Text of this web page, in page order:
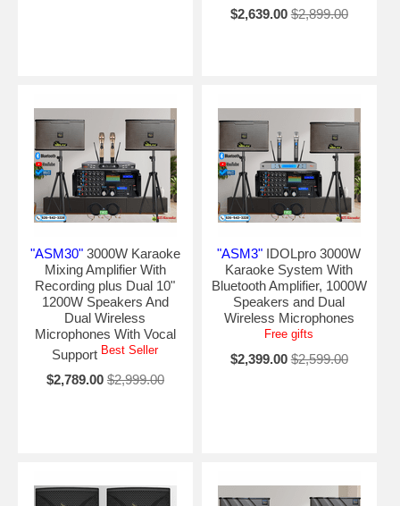
$2,639.00 $2,899.00
"ASM30" 3000W Karaoke
Mixing Amplifier With
Recording plus Dual 10"
1200W Speakers And
Dual Wireless
Microphones With Vocal
Support Best Seller
$2,789.00 $2,999.00
"ASM3" IDOLpro 3000W
Karaoke System With
Bluetooth Amplifier, 1000W
Speakers and Dual
Wireless Microphones
Free gifts
$2,399.00 $2,599.00